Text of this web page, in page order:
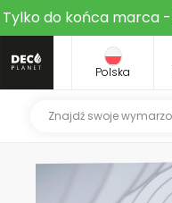
Tylko do końca marca
Polska